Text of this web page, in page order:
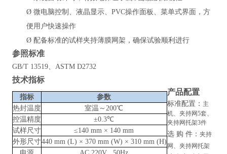
Ø 微电脑控制、液晶显示、PVC操作面板、菜单式界面，方
便用户快速操作
Ø 配备标准的试样夹持薄膜网架，确保试验顺利进行
参照标准
GB/T 13519、ASTM D2732
技术指标
指标
参数
热封温度
室温～200℃
控温精度
±0.3℃
试样尺寸
≤140 mm × 140 mm
外形尺寸440 mm (L) × 370 mm (W) × 310 mm (H)
产品配置
标准配置： 主
机、夹持网5套、
夹持网托架3件
选 购 件： 夹持
网、夹持网托架